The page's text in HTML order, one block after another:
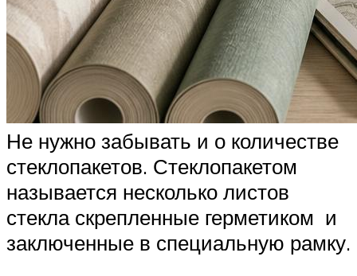
Не нужно забывать и о количестве
стеклопакетов. Стеклопакетом
называется несколько листов
стекла скрепленные герметиком и
заключенные в специальную рамку.